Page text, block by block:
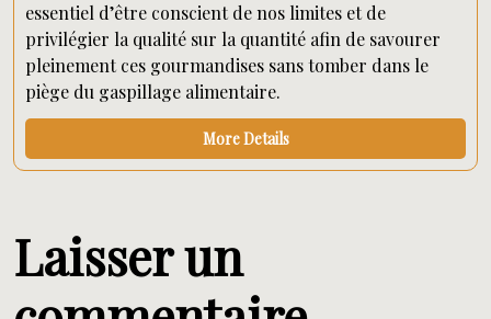
essentiel d’être conscient de nos limites et de
privilégier la qualité sur la quantité afin de savourer
pleinement ces gourmandises sans tomber dans le
piège du gaspillage alimentaire.
More Details
Laisser un